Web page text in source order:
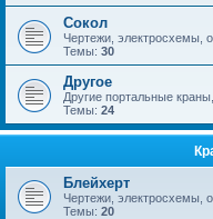
Сокол
Чертежи, электросхемы,
Темы: 30
Другое
Другие портальные
Темы: 24
Блейхерт
Чертежи, электросхемы,
Темы: 20